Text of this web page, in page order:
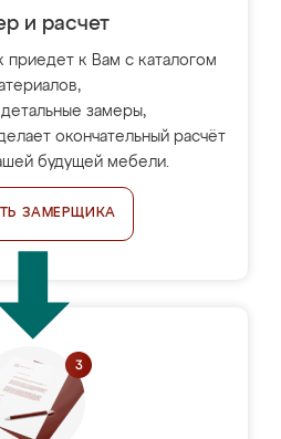
и расчет
к Вам с каталогом
замеры,
окончательный расчёт
будущей мебели.
ЗАМЕРЩИКА